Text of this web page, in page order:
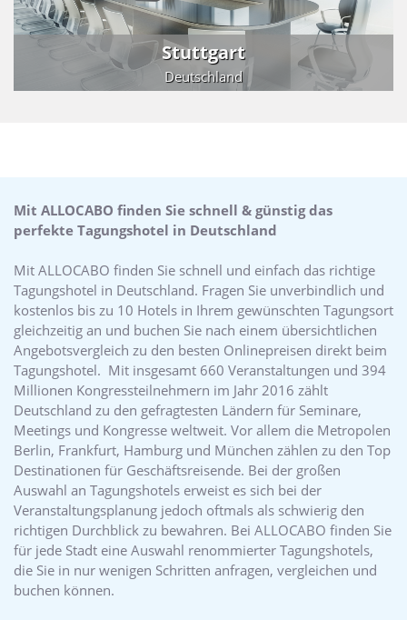
Stuttgart
Deutschland
Mit ALLOCABO finden Sie schnell & günstig das
perfekte Tagungshotel in Deutschland
Mit ALLOCABO finden Sie schnell und einfach das richtige
Tagungshotel in Deutschland. Fragen Sie unverbindlich und
kostenlos bis zu 10 Hotels in Ihrem gewünschten Tagungsort
gleichzeitig an und buchen Sie nach einem übersichtlichen
Angebotsvergleich zu den besten Onlinepreisen direkt beim
Tagungshotel. Mit insgesamt 660 Veranstaltungen und 394
Millionen Kongressteilnehmern im Jahr 2016 zählt
Deutschland zu den gefragtesten Ländern für Seminare,
Meetings und Kongresse weltweit. Vor allem die Metropolen
Berlin, Frankfurt, Hamburg und München zählen zu den Top
Destinationen für Geschäftsreisende. Bei der großen
Auswahl an Tagungshotels erweist es sich bei der
Veranstaltungsplanung jedoch oftmals als schwierig den
richtigen Durchblick zu bewahren. Bei ALLOCABO finden Sie
für jede Stadt eine Auswahl renommierter Tagungshotels,
die Sie in nur wenigen Schritten anfragen, vergleichen und
buchen können.